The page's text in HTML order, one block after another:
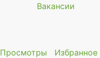
Вакансии
Просмотры Избранное